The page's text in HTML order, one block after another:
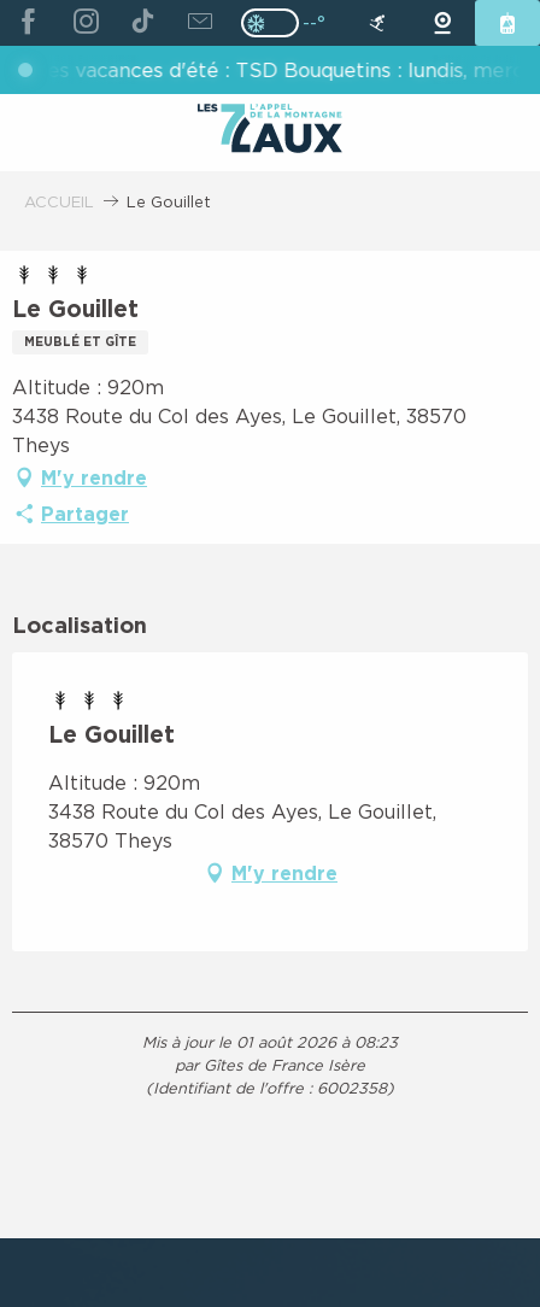
ALLER
AU
CONTENU
PRINCIPAL
Page D’accueil Actuelle Hiver :
Page D’accueil Actuelle
vacances d'été : TSD Bouquetins : lundis,
--°
ACCUEIL Le Gouillet
Le Gouillet
MEUBLÉ ET GÎTE
Altitude : 920m
3438 Route du Col des Ayes, Le Gouillet, 38570
Theys
M'y rendre
Partager
Localisation
Le Gouillet
Altitude : 920m
3438 Route du Col des Ayes, Le Gouillet,
38570 Theys
M'y rendre
Mis à jour le 01 août 2026 à 08:23
par Gîtes de France Isère
(Identifiant de l'offre : 6002358)